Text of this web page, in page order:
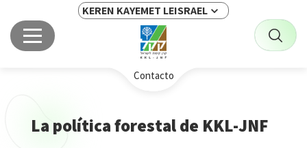
KEREN KAYEMET LEISRAEL
Contacto
La política forestal de KKL-JNF